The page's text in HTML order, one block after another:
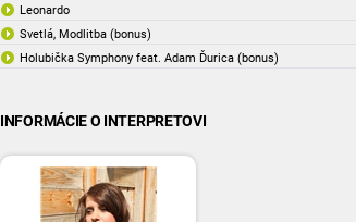
Leonardo
Svetlá, Modlitba (bonus)
Holubička Symphony feat. Adam Ďurica (bonus)
INFORMÁCIE O INTERPRETOVI